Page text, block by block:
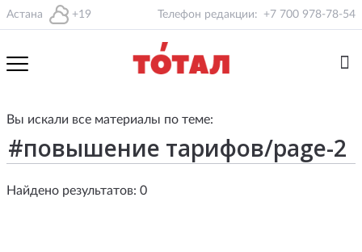
Астана +19 Телефон редакции: +7 700 978-78-54
Вы искали все материалы по теме:
Найдено результатов: 0